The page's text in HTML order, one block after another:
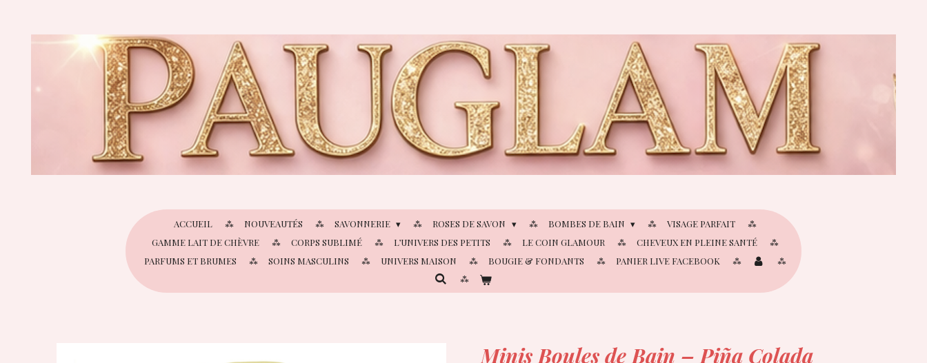
ACCUEIL NOUVEAUTÉS SAVONNERIE ROSES DE SAVON BOMBES DE BAIN
VISAGE PARFAIT
GAMME LAIT DE CHÈVRE
CORPS SUBLIMÉ L’UNIVERS DES PETITS LE COIN GLAMOUR
CHEVEUX EN PLEINE SANTÉ
PARFUMS ET BRUMES
SOINS MASCULINS UNIVERS MAISON BOUGIE & FONDANTS PANIER LIVE FACEBOOK
Minis Boules de Bain – Piña Colada